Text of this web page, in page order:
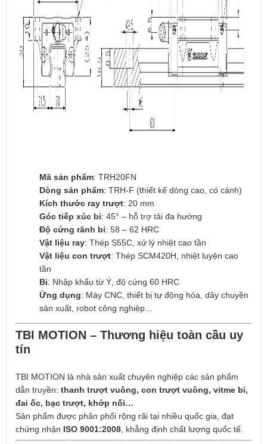
Mã sản phẩm: TRH20FN
Dòng sản phẩm: TRH-F (thiết kế dòng cao, có cánh)
Kích thước ray trượt: 20 mm
Góc tiếp xúc bi: 45° – hỗ trợ tải đa hướng
Độ cứng rãnh bi: 58 – 62 HRC
Vật liệu ray: Thép S55C, xử lý nhiệt cao tần
Vật liệu con trượt: Thép SCM420H, nhiệt luyện cao
tần
Bi: Nhập khẩu từ Ý, độ cứng 60 HRC
Ứng dụng: Máy CNC, thiết bị tự động hóa, dây chuyền
sản xuất, robot công nghiệp…
TBI MOTION – Thương hiệu toàn cầu uy
tín
TBI MOTION là nhà sản xuất chuyên nghiệp các sản phẩm
dẫn truyền: thanh trượt vuông, con trượt vuông, vitme bi,
đai ốc, bạc trượt, khớp nối…
Sản phẩm được phân phối rộng rãi tại nhiều quốc gia, đạt
chứng nhận ISO 9001:2008 , khẳng định chất lượng quốc tế.